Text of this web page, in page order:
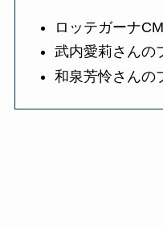
ロッテガーナ
武内愛莉さんの
和泉芳怜さんの